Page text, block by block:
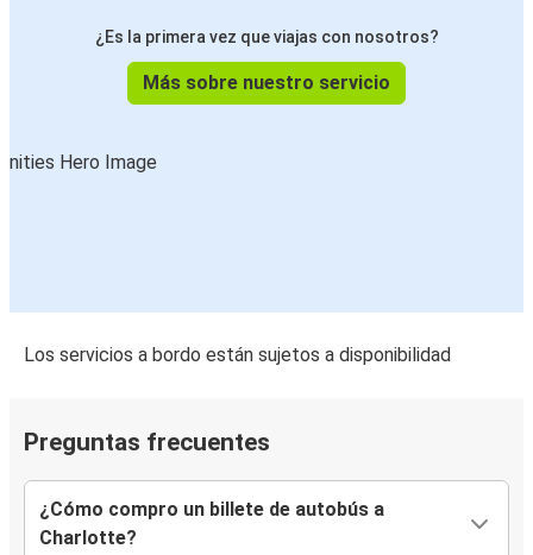
¿Es la primera vez que viajas con nosotros?
Más sobre nuestro servicio
Los servicios a bordo están sujetos a disponibilidad
Preguntas frecuentes
¿Cómo compro un billete de autobús a
Charlotte?